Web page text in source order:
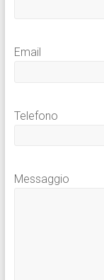
Email
Telefono
Messaggio